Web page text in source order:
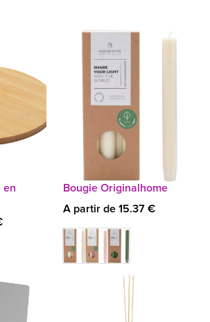
en
Bougie Originalhome
A partir de 15.37 €